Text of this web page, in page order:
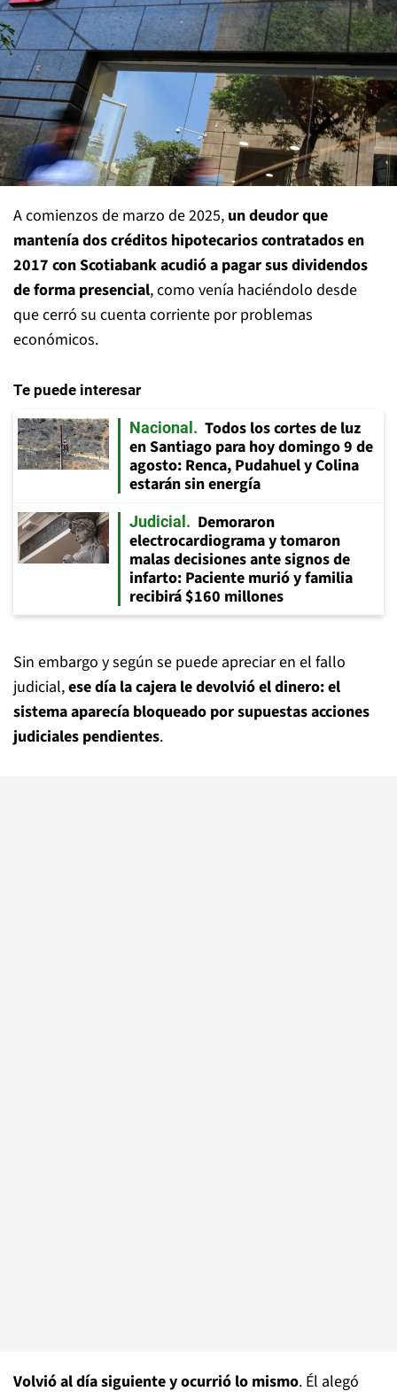
A comienzos de marzo de 2025, un deudor que
mantenía dos créditos hipotecarios contratados en
2017 con Scotiabank acudió a pagar sus dividendos
de forma presencial, como venía haciéndolo desde
que cerró su cuenta corriente por problemas
económicos.
Te puede interesar
Nacional
Todos los cortes de luz
en Santiago para hoy domingo 9 de
agosto: Renca, Pudahuel y Colina
estarán sin energía
Judicial
Demoraron
electrocardiograma y tomaron
malas decisiones ante signos de
infarto: Paciente murió y familia
recibirá $160 millones
Sin embargo y según se puede apreciar en el fallo
judicial,ese día la cajera le devolvió el dinero: el
sistema aparecía bloqueado por supuestas acciones
judiciales pendientes.
Volvió al día siguiente y ocurrió lo mismo. Él alegó